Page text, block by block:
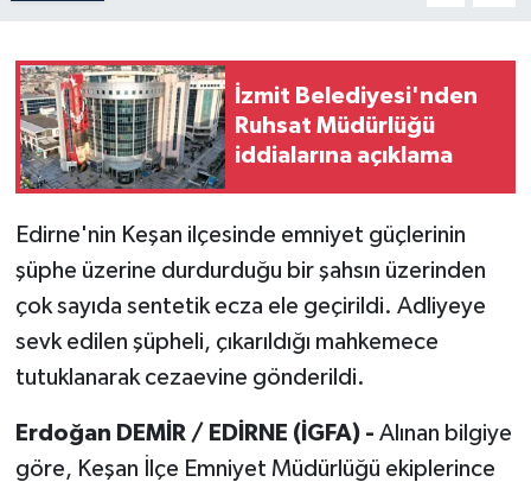
İzmit Belediyesi'nden
Ruhsat Müdürlüğü
iddialarına açıklama
Edirne'nin Keşan ilçesinde emniyet güçlerinin
şüphe üzerine durdurduğu bir şahsın üzerinden
çok sayıda sentetik ecza ele geçirildi. Adliyeye
sevk edilen şüpheli, çıkarıldığı mahkemece
tutuklanarak cezaevine gönderildi.
Erdoğan DEMİR / EDİRNE (İGFA) - Alınan bilgiye
göre, Keşan İlçe Emniyet Müdürlüğü ekiplerince